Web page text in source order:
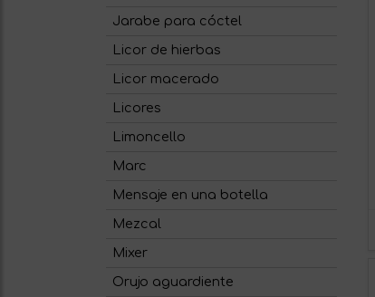
Jarabe para cóctel
Licor de hierbas
Licor macerado
Licores
Limoncello
Marc
Mensaje en una botella
Mezcal
Mixer
Orujo aguardiente